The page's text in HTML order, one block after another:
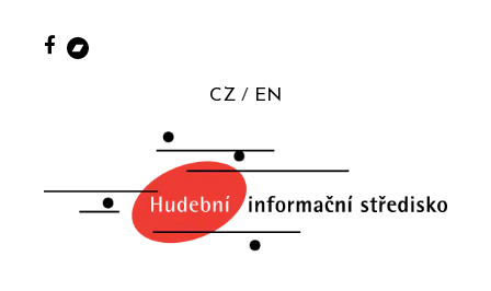
CZ EN